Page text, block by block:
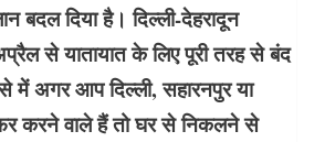
बदल दिया है। दिल्ली-देहरादून
से यातायात के लिए पूरी तरह से बंद
में अगर आप दिल्ली, सहारनपुर या
करने वाले हैं तो घर से निकलने से